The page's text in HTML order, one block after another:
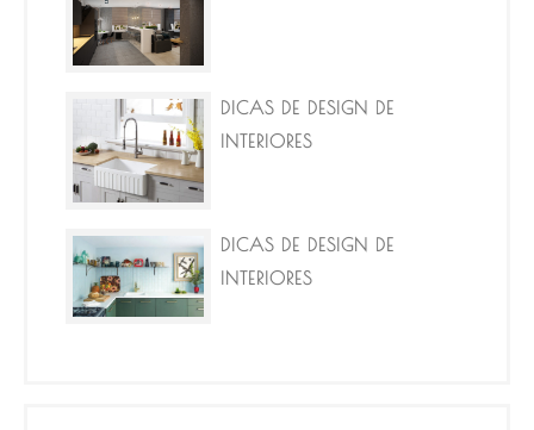
DICAS DE DESIGN DE
INTERIORES
DICAS DE DESIGN DE
INTERIORES